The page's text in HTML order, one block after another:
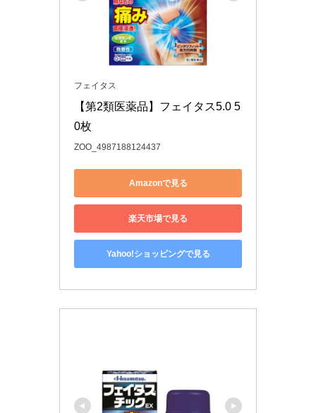
フェイタス
【第2類医薬品】フェイタス5.0 5
0枚
ZOO_4987188124437
Amazonで見る
楽天市場で見る
Yahoo!ショッピングで見る